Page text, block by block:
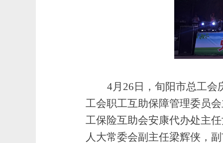
4月26日，旬阳市总工会
工会职工互助保障管理委员
工保险互助会安康代办处主
人大常委会副主任梁辉侠，